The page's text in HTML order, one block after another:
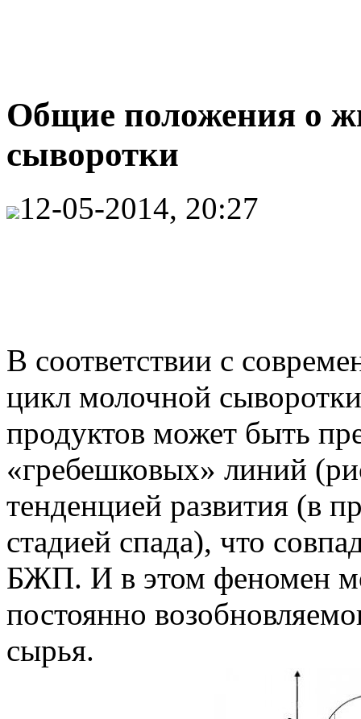
Общие положения о
сыворотки
12-05-2014, 20:27
В соответствии с
цикл молочной
продуктов может быть
«гребешковых» линий
тенденцией развития (в
стадией спада), что
БЖП. И в этом феномен
постоянно
сырья.